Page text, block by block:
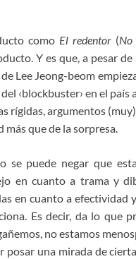
a
m
e
e
e
s
t
como El redentor(No
Y es que, a pesar
Lee Jeong-beom
‹blockbuster› en el
rígidas, argumentos
más que de la sorpresa.
se puede negar que
en cuanto a trama y
en cuanto a efectividad
Es decir, da lo que
no estamos
posar una mirada de